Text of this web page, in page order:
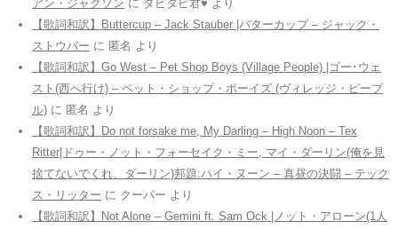
アン・ジャクソン に タピタピ君♥️ より
【歌詞和訳】Buttercup – Jack Stauber |バターカップ – ジャック・
ストウバー に 匿名 より
【歌詞和訳】Go West – Pet Shop Boys (Village People) |ゴー･ウェ
スト(西へ行け) – ペット・ショップ・ボーイズ (ヴィレッジ・ピープ
ル) に 匿名 より
【歌詞和訳】Do not forsake me, My Darling – High Noon – Tex
Ritter|ドゥー・ノット・フォーセイク・ミー, マイ・ダーリン(俺を見
捨てないでくれ、ダーリン)邦題:ハイ・ヌーン – 真昼の決闘 – テック
ス・リッター に クーパー より
【歌詞和訳】Not Alone – Gemini ft. Sam Ock |ノット・アローン(1人